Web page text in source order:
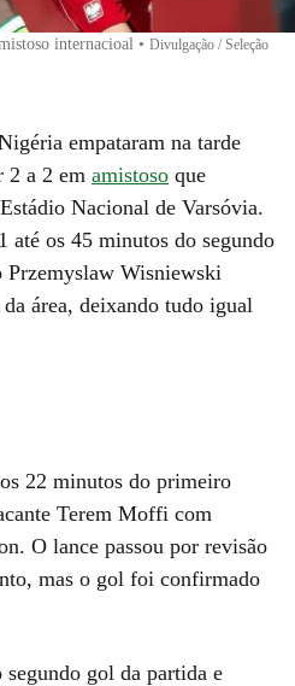
internacioal • Divulgação / Seleção
empataram na tarde
2 a 2 em amistoso que
Nacional de Varsóvia.
até os 45 minutos do segundo
Przemyslaw Wisniewski
área, deixando tudo igual
22 minutos do primeiro
Terem Moffi com
O lance passou por revisão
mas o gol foi confirmado
gol da partida e